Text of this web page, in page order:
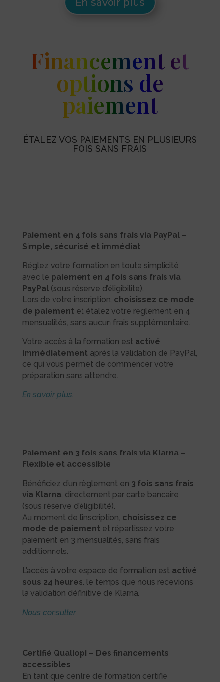
En savoir plus
Financement et
options de
paiement
ÉTALEZ VOS PAIEMENTS EN PLUSIEURS
FOIS SANS FRAIS
Paiement en 4 fois sans frais via PayPal –
Simple, sécurisé et immédiat
Réglez votre formation en toute simplicité
avec le paiement en 4 fois sans frais via
PayPal(sous réserve d’éligibilité).
Lors de votre inscription, choisissez ce mode
de paiement et étalez votre règlement en 4
mensualités, sans aucun frais supplémentaire.
Votre accès à la formation est activé
immédiatement après la validation de PayPal,
ce qui vous permet de commencer votre
préparation sans attendre.
En savoir plus.
Paiement en 3 fois sans frais via Klarna –
Flexible et accessible
Bénéficiez d’un règlement en 3 fois sans frais
via Klarna, directement par carte bancaire
(sous réserve d’éligibilité).
Au moment de l’inscription, choisissez ce
mode de paiement et répartissez votre
paiement en 3 mensualités, sans frais
additionnels.
L’accès à votre espace de formation est activé
sous 24 heures, le temps que nous recevions
la validation définitive de Klarna.
Nous consulter
Certifié Qualiopi – Des financements
accessibles
En tant que centre de formation certifié